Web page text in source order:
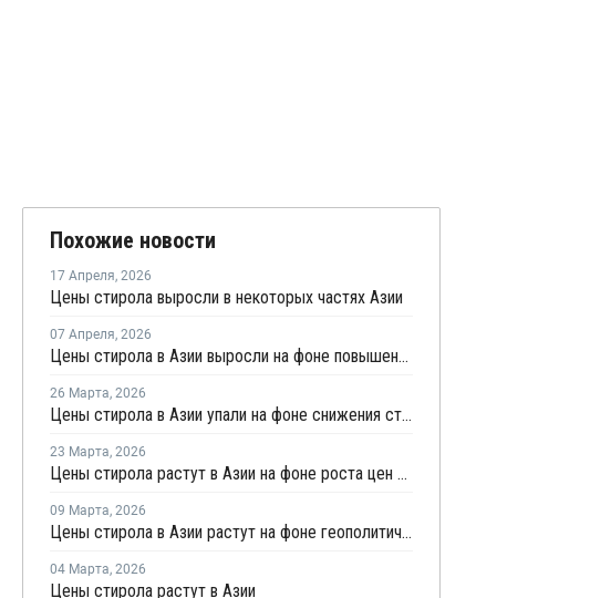
Похожие новости
17 Апреля, 2026
Цены стирола выросли в некоторых частях Азии
07 Апреля, 2026
Цены стирола в Азии выросли на фоне повышения цен на энергоносители и сырье
26 Марта, 2026
Цены стирола в Азии упали на фоне снижения стоимости сырья
23 Марта, 2026
Цены стирола растут в Азии на фоне роста цен на сырье и энергоносители
09 Марта, 2026
Цены стирола в Азии растут на фоне геополитической напряженности и волатильности на рынке
04 Марта, 2026
Цены стирола растут в Азии